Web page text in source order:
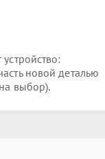
новой деталью
выбор).